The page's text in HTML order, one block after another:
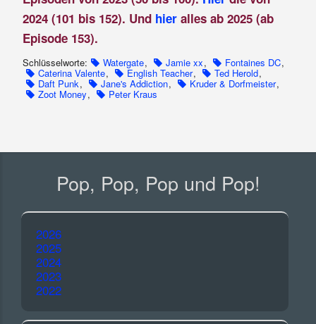
2024 (101 bis 152). Und hier alles ab 2025 (ab
Episode 153).
Schlüsselworte: Watergate, Jamie xx, Fontaines DC,
Caterina Valente, English Teacher, Ted Herold,
Daft Punk, Jane's Addiction, Kruder & Dorfmeister,
Zoot Money, Peter Kraus
Pop, Pop, Pop und Pop!
2026
2025
2024
2023
2022